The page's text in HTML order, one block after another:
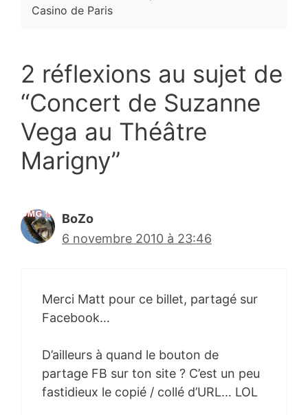
Casino de Paris
2 réflexions au sujet de
“Concert de Suzanne
Vega au Théâtre
Marigny”
BoZo
6 novembre 2010 à 23:46
Merci Matt pour ce billet, partagé sur
Facebook…
D’ailleurs à quand le bouton de
partage FB sur ton site ? C’est un peu
fastidieux le copié / collé d’URL… LOL